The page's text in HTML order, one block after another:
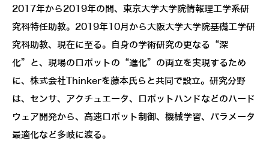
2017年から2019年の間、東京大学大学院情報理工学系研
究科特任助教。2019年10月から大阪大学大学院基礎工学研
究科助教、現在に至る。自身の学術研究の更なる“深
化”と、現場のロボットの“進化”の両立を実現するため
に、株式会社Thinkerを藤本氏らと共同で設立。研究分野
は、センサ、アクチュエータ、ロボットハンドなどのハード
ウェア開発から、高速ロボット制御、機械学習、パラメータ
最適化など多岐に渡る。